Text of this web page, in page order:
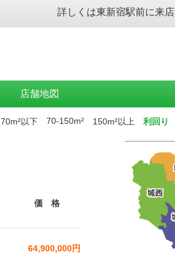
詳しくは東新宿駅前に来店
店舗地図
70m²以下 70-150m² 150m²以上 利回り
価 格
64,900,000円